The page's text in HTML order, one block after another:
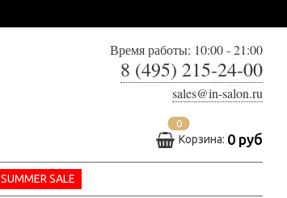
Время работы: 10:00 - 21:00
8 (495) 215-24-00
sales@in-salon.ru
0
Корзина: 0 руб
SUMMER SALE